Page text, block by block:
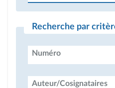
Recherche par
Numéro
Auteur/Cosignataires